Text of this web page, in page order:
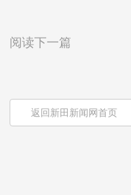
阅读下一篇
返回新田新闻网首页